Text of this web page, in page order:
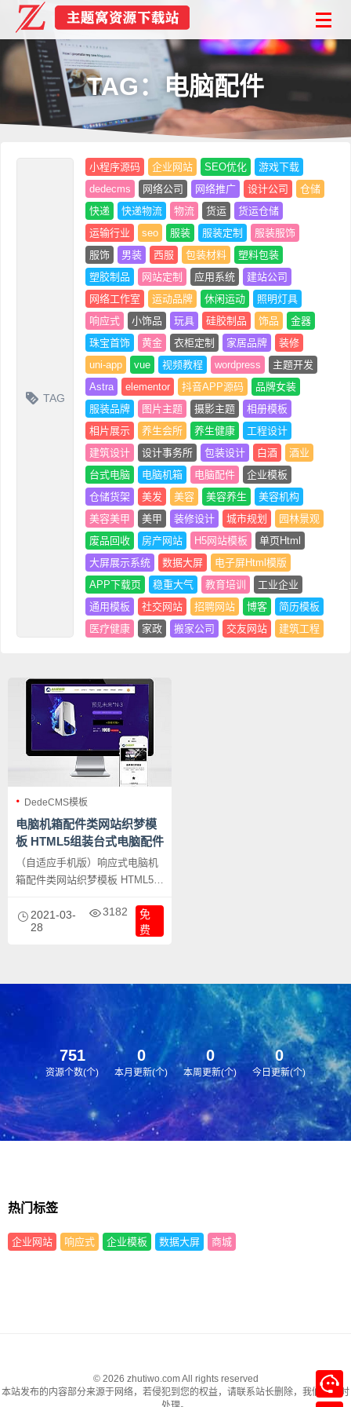
TAG：电脑配件
TAG
小程序源码 企业网站 SEO优化
游戏下载
dedecms
网络公司 网络推广 设计公司
仓储
快递
快递物流 物流 货运
货运仓储
运输行业
seo 服装 服装定制
服装服饰
服饰
男装 西服 包装材料
塑料包装
塑胶制品
网站定制 应用系统
建站公司
网络工作室
运动品牌 休闲运动
照明灯具
响应式
小饰品 玩具 硅胶制品 饰品
金器
珠宝首饰
黄金 衣柜定制 家居品牌
装修
uni-app
vue 视频教程 wordpress
主题开发
Astra
elementor 抖音APP源码
品牌女装
服装品牌
图片主题 摄影主题
相册模板
相片展示
养生会所 养生健康
工程设计
建筑设计
设计事务所 包装设计 白酒
酒业
台式电脑
电脑机箱 电脑配件
企业模板
仓储货架
美发 美容 美容养生
美容机构
美容美甲
美甲 装修设计 城市规划
园林景观
废品回收
房产网站 H5网站模板
单页Html
大屏展示系统
数据大屏
电子屏Html模版
APP下载页
稳重大气 教育培训
工业企业
通用模板
社交网站 招聘网站 博客
简历模板
医疗健康
家政 搬家公司 交友网站 建筑工程
DedeCMS模板
电脑机箱配件类网站织梦模
板 HTML5组装台式电脑配件
网站源码下载
（自适应手机版）响应式电脑机
箱配件类网站织梦模板 HTML5组
本套织梦模板以多色系为主，采
用现在非常流行的全屏自适应布
率大小而自动响应式排版，很大
题，适应大部分显示器分辨率尺
寸哦。模板整体以多色为主色
调，适合做各种类型的网站。
2021-03-
28
3182
免
费
751
资源个数(个)
0
本月更新(个)
0
本周更新(个)
0
今日更新(个)
热门标签
企业网站 响应式 企业模板 数据大屏 商城
© 2026 zhutiwo.com All rights reserved
本站发布的内容部分来源于网络，若侵犯到您的权益，请联系站长删除，我们将及时